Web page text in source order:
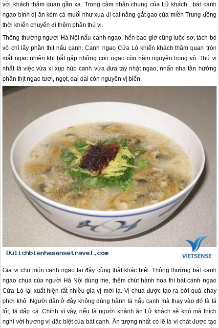
với khách thăm quan gần xa. Trong cảm nhận chung của Lữ khách , bát canh
ngao bình dị ăn kèm cà muối như xua đi cái nắng gắt gao của miền Trung đồng
thời khiến chuyến đi thêm phần thú vị.
Thông thường người Hà Nội nấu canh ngao, hến bao giờ cũng luộc sơ, tách bỏ
vỏ chỉ lấy phần thịt nấu canh. Canh ngao Cửa Lòkhiến khách thăm quan tròn
mắt ngạc nhiên khi bắt gặp những con ngao còn nằm nguyên trong vỏ. Thú vị
nhất là việc vừa xì xụp húp canh vừa đưa tay nhặt ngao, nhẩn nha tận hưởng
phần thịt ngao tươi, ngọt, dai dai còn nguyên vị biển.
Gia vị cho món canh ngao tại đây cũng thật khác biệt. Thông thường bát canh
ngao chua của người Hà Nội dùng me, thêm chút hành hoa thì bát canh ngao
Cửa Lòlại xuất hiện rất nhiều gia vị mới lạ. Vị chua được tạo ra bởi quả chay
phơi khô. Người dân ở đây không dùng hành lá nấu canh mà thay vào đó là lá
lốt, lá dấp cá. Chính vì vậy, nếu là người khảnh ăn Lữ khách sẽ khó mà thích
nghi với hương vị đặc biệt của bát canh. Ấn tượng nhất có lẽ là vị chát được tạo